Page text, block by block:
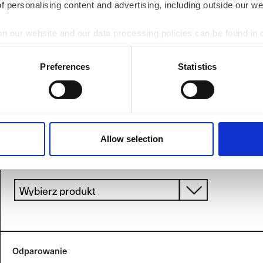
personalising content and advertising, including outside our
our website and our data processing policies can be found in
Preferences Statistics
Allow selection
Warstwa
warstwy
produkt
(μm)
Warstwa
warstwy
Odparowanie